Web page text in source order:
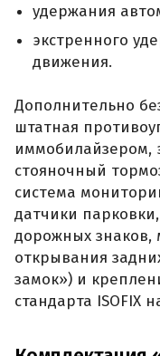
удержания
экстренного
движения.
Дополнительно
штатная
иммобилайзером,
стояночный
система
датчики
дорожных знаков,
открывания
замок») и
стандарта ISOFIX